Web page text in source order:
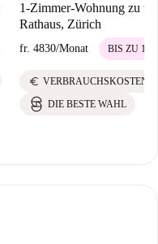
1-Zimmer-Wohnung zu
Rathaus, Zürich
fr. 4830/Monat BIS ZU 12
euro VERBRAUCHSKOSTEN
DIE BESTE WAHL